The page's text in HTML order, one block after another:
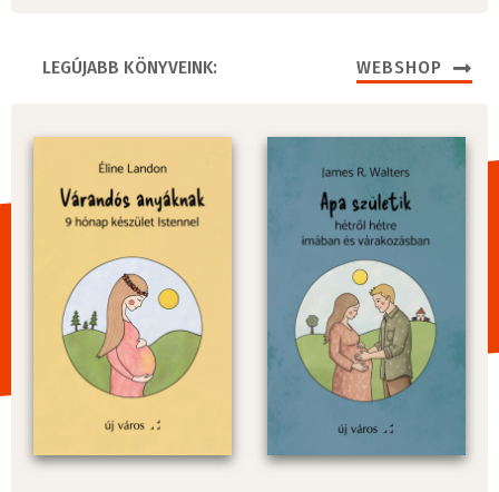
LEGÚJABB KÖNYVEINK: WEBSHOP